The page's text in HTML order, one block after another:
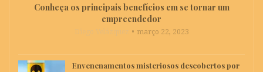
Conheça os principais benefícios em se tornar um
empreendedor
março 22, 2023
Envenenamentos misteriosos descobertos por